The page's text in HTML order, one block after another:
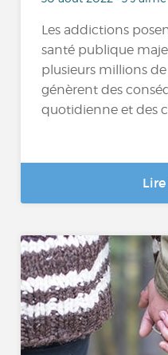
Les addictions
santé publique
plusieurs millions
génèrent des
quotidienne et des